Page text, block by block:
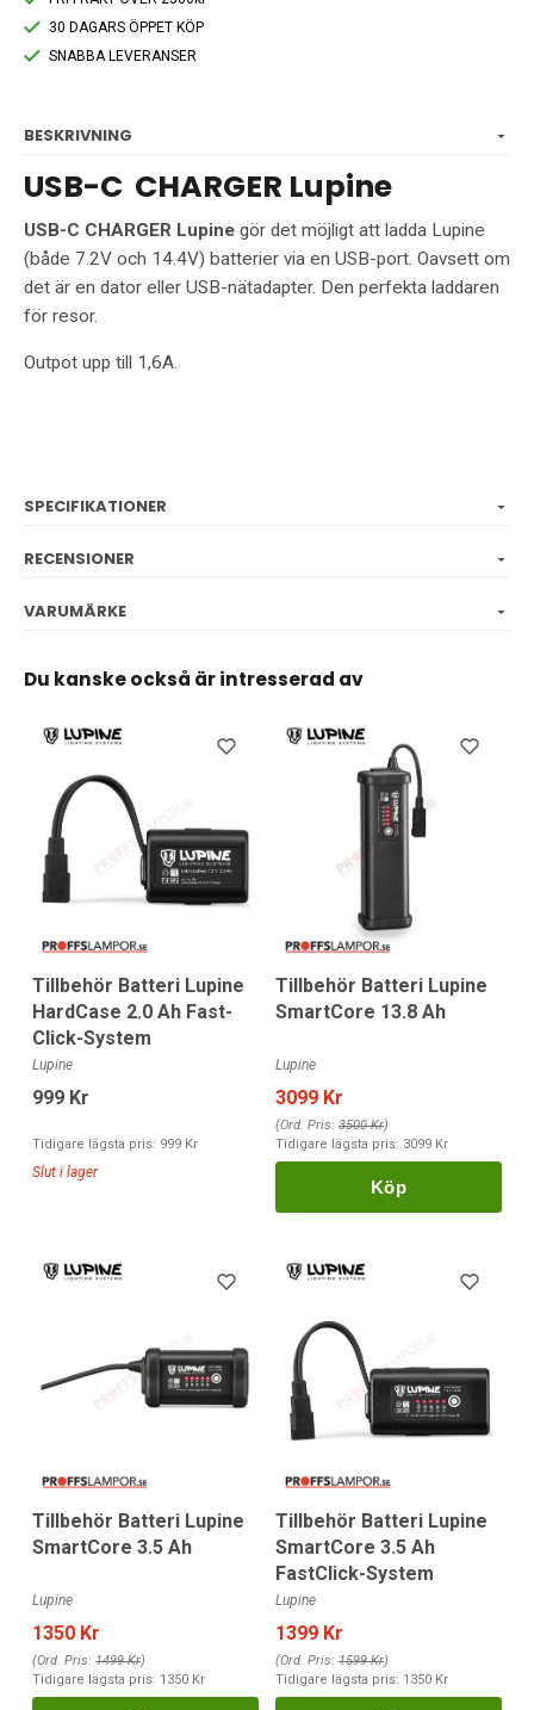
30 DAGARS ÖPPET KÖP
SNABBA LEVERANSER
BESKRIVNING
USB-C CHARGER Lupine
USB-C CHARGER Lupine gör det möjligt att ladda Lupine
(både 7.2V och 14.4V) batterier via en USB-port. Oavsett om
det är en dator eller USB-nätadapter. Den perfekta laddaren
för resor.
Outpot upp till 1,6A.
SPECIFIKATIONER
RECENSIONER
VARUMÄRKE
Du kanske också är intresserad av
Tillbehör Batteri Lupine
HardCase 2.0 Ah Fast-
Click-System
Lupine
999 Kr
Tidigare lägsta pris: 999 Kr
Slut i lager
Tillbehör Batteri Lupine
SmartCore 13.8 Ah
Lupine
3099 Kr
(Ord. Pris: 3500 Kr)
Tidigare lägsta pris: 3099 Kr
Köp
Tillbehör Batteri Lupine
SmartCore 3.5 Ah
Lupine
1350 Kr
(Ord. Pris: 1499 Kr)
Tidigare lägsta pris: 1350 Kr
Tillbehör Batteri Lupine
SmartCore 3.5 Ah
FastClick-System
Lupine
1399 Kr
(Ord. Pris: 1599 Kr)
Tidigare lägsta pris: 1350 Kr